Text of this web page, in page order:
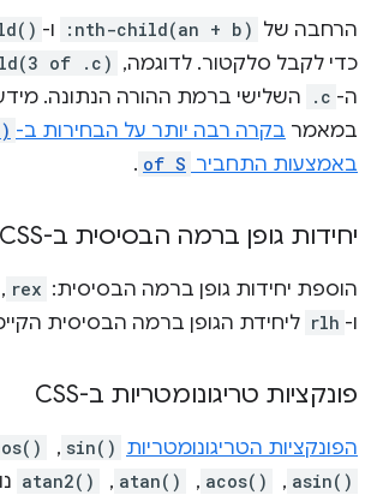
הרחבה של :nth-child(an + b) ו-
כדי לקבל סלקטור. לדוגמה, of .c)
ה- .c
השלישי ברמת ההורה הנתונה. מידע
במאמר בקרה רבה יותר על הבחירות ב-
באמצעות התחביר of S
.
יחידות גופן ברמה הבסיסית ב-CSS
הוספת יחידות גופן ברמה הבסיסית: rex
,‏
ו- rlh ליחידת הגופן ברמה הבסיסית
פונקציות טריגונומטריות ב-CSS
הפונקציות הטריגונומטריות sin()
, ‏
asin()
, ‏
acos()
, ‏
atan()
, ‏
atan2()